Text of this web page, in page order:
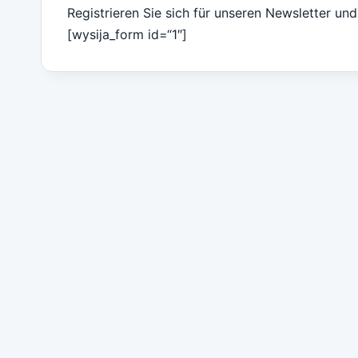
Registrieren Sie sich für unseren Newsletter
[wysija_form id=“1″]